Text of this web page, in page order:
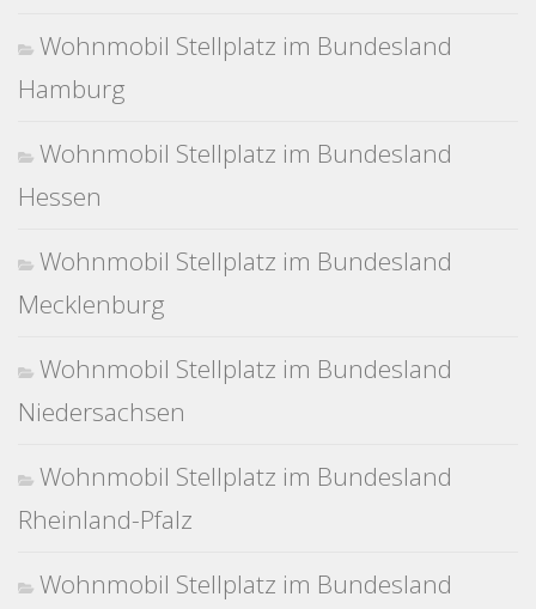
Wohnmobil Stellplatz im Bundesland
Hamburg
Wohnmobil Stellplatz im Bundesland
Hessen
Wohnmobil Stellplatz im Bundesland
Mecklenburg
Wohnmobil Stellplatz im Bundesland
Niedersachsen
Wohnmobil Stellplatz im Bundesland
Rheinland-Pfalz
Wohnmobil Stellplatz im Bundesland